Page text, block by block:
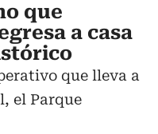
que
a casa
que lleva a
el Parque